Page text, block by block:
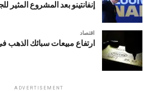
إنفانتينو بعد المشروع المثير
اقتصاد
ارتفاع مبيعات سبائك الذهب
ADVERTISEMENT